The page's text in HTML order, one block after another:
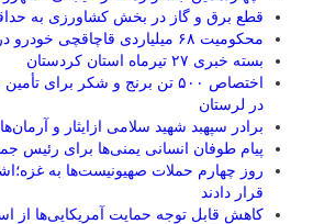
قطع برق و گاز در بخش کشاورزی به
محکومیت ۶۸ میلیاردی قاچاقچی خودرو در شهرستان بافت
بسته خبری ۲۷ تیرماه استان کردستان
اختصاص ۵۰۰ تن برنج و شکر برای
در لرستان
برادر سپهبد شهید سلامی ازایثار و
پیام طوفان انسانی یمنی‌ها برای رئیس
روز چهارم حملات صهیونیست‌ها به
قرار دادند
کاهش قابل توجه حمایت آمریکایی‌ها از